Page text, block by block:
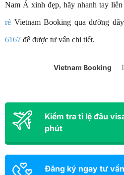
Nam Á xinh đẹp, hãy nhanh tay
rẻ Vietnam Booking qua đường
6167 để được tư vấn chi tiết.
Vietnam Booking
Kiểm tra tỉ lệ đâu
phút
Đăng ký ngay tư